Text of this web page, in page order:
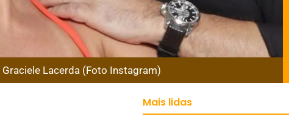
Graciele Lacerda (Foto Instagram)
Mais lidas